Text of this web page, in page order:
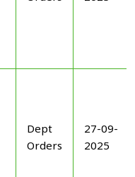
Dept
Orders
27-09-
2025